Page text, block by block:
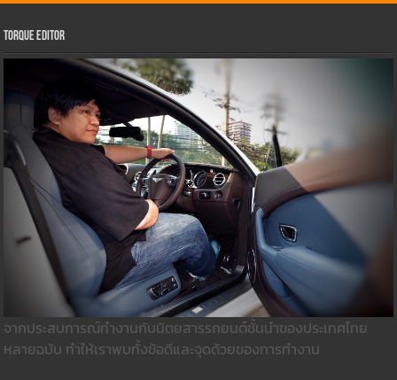
Torque Editor
จากประสบการณ์ทำงานกับนิตยสารรถยนต์ชั้นนำของประเทศไทย
หลายฉบับ ทำให้เราพบทั้งข้อดีและจุดด้วยของการทำงาน